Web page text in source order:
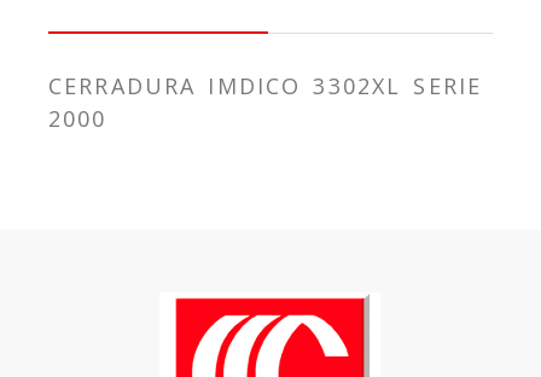
CERRADURA IMDICO 3302XL SERIE
2000